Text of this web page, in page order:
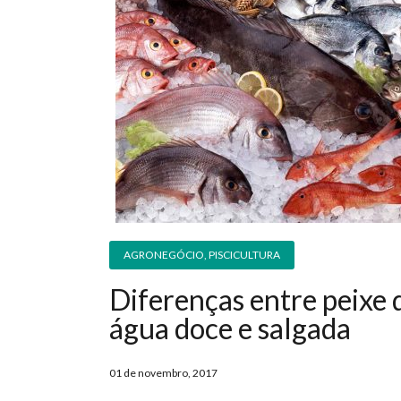
AGRONEGÓCIO, PISCICULTURA
Diferenças entre peixe
água doce e salgada
01 de novembro, 2017